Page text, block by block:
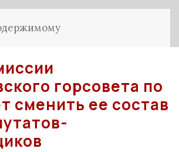
горсовета по
сменить ее состав